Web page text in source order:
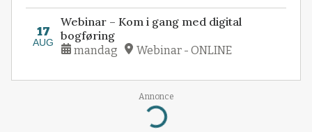
17
AUG
Webinar – Kom i gang med digital
bogføring
mandag Webinar - ONLINE
Annonce
Loading...